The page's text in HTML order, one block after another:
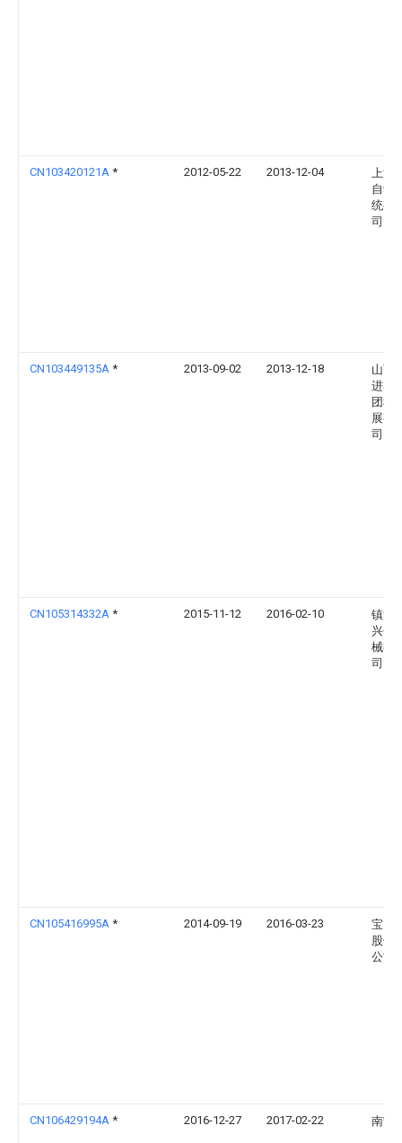
CN103420121A * 2012-05-22 2013-12-04
上海
自动
统有
司
CN103449135A * 2013-09-02 2013-12-18
山西
进出
团科
展有
司
CN105314332A * 2015-11-12 2016-02-10
镇江
兴包
械有
司
CN105416995A * 2014-09-19 2016-03-23
宝山
股份
公司
CN106429194A * 2016-12-27 2017-02-22 南宁